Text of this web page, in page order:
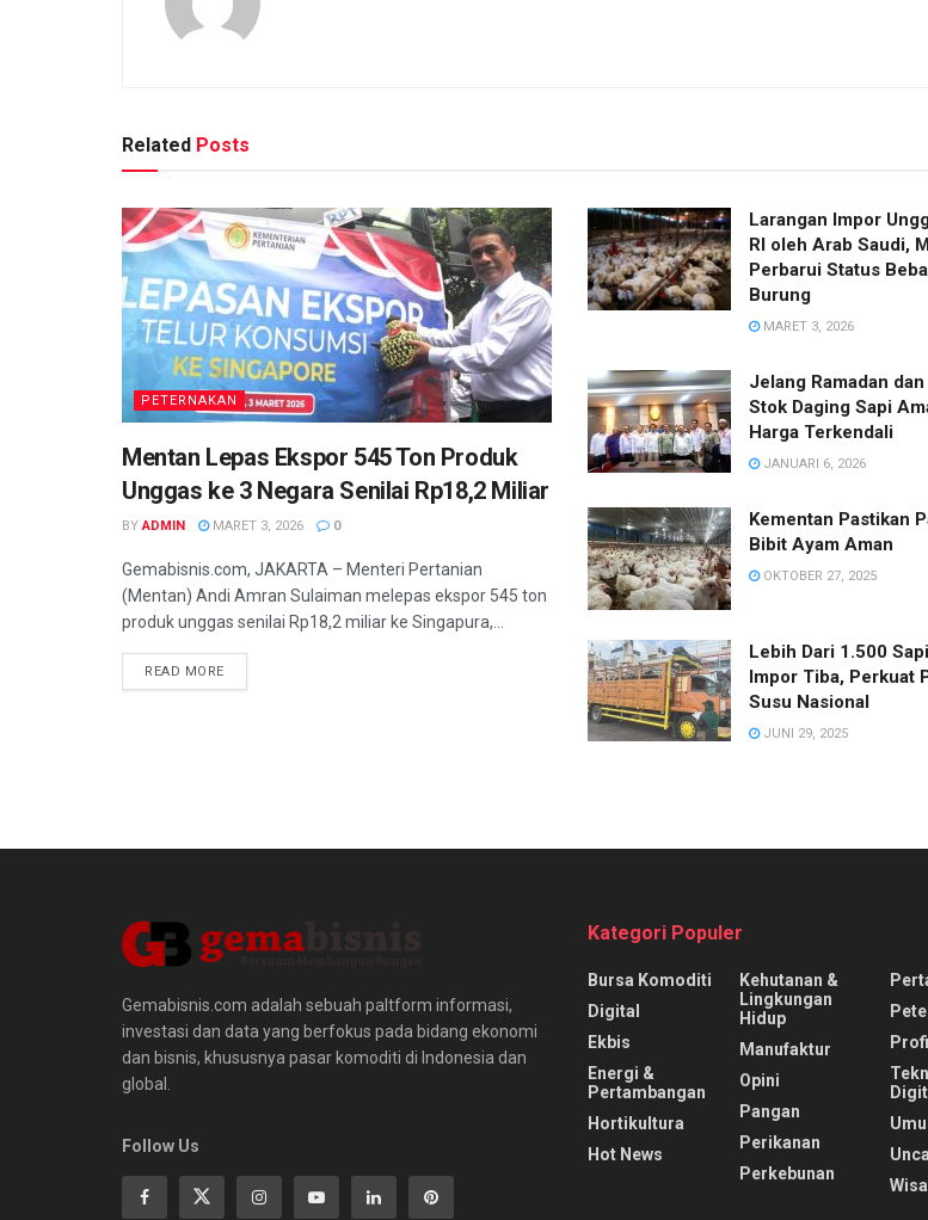
Related Posts
PETERNAKAN
Mentan Lepas Ekspor 545 Ton Produk
Unggas ke 3 Negara Senilai Rp18,2 Miliar
BY ADMIN MARET 3, 2026 0
Gemabisnis.com, JAKARTA – Menteri Pertanian
(Mentan) Andi Amran Sulaiman melepas ekspor 545 ton
produk unggas senilai Rp18,2 miliar ke Singapura,...
READ MORE
Larangan Impor
RI oleh Arab Saudi,
Perbarui Status
Burung
MARET 3, 2026
Jelang Ramadan
Stok Daging Sapi
Harga Terkendali
JANUARI 6, 2026
Kementan Pastikan
Bibit Ayam Aman
OKTOBER 27, 2025
Lebih Dari 1.500
Impor Tiba, Perkuat
Susu Nasional
JUNI 29, 2025
Gemabisnis.com adalah sebuah paltform informasi,
investasi dan data yang berfokus pada bidang ekonomi
dan bisnis, khususnya pasar komoditi di Indonesia dan
global.
Follow Us
Kategori Populer
Bursa Komoditi
Digital
Ekbis
Energi &
Pertambangan
Hortikultura
Hot News
Kehutanan &
Lingkungan
Hidup
Manufaktur
Opini
Pangan
Perikanan
Perkebunan